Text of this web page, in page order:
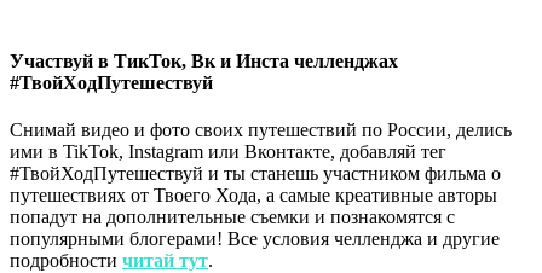
Участвуй в ТикТок, Вк и Инста челленджах
#ТвойХодПутешествуй
Снимай видео и фото своих путешествий по России, делись
ими в TikTok, Instagram или Вконтакте, добавляй тег
#ТвойХодПутешествуй и ты станешь участником фильма о
путешествиях от Твоего Хода, а самые креативные авторы
попадут на дополнительные съемки и познакомятся с
популярными блогерами! Все условия челленджа и другие
подробности читай тут.